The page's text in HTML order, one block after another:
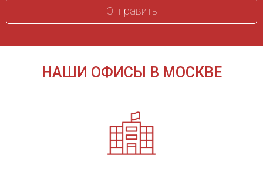
НАШИ ОФИСЫ В МОСКВЕ